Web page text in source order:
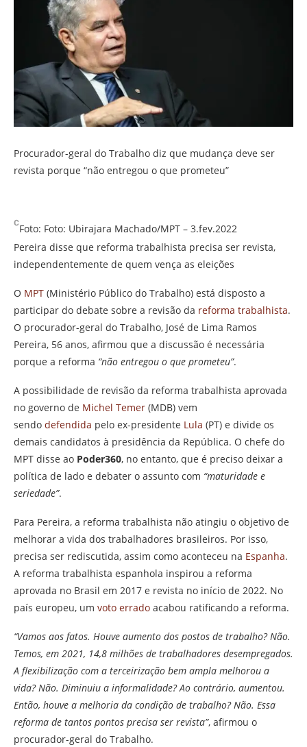
Procurador-geral do Trabalho diz que mudança deve ser
revista porque “não entregou o que prometeu”
Foto: Foto: Ubirajara Machado/MPT – 3.fev.2022
Pereira disse que reforma trabalhista precisa ser revista,
independentemente de quem vença as eleições
O MPT (Ministério Público do Trabalho) está disposto a
participar do debate sobre a revisão da reforma trabalhista.
O procurador-geral do Trabalho, José de Lima Ramos
Pereira, 56 anos, afirmou que a discussão é necessária
porque a reforma “não entregou o que prometeu”.
A possibilidade de revisão da reforma trabalhista aprovada
no governo de Michel Temer (MDB) vem
sendo defendida pelo ex-presidente Lula (PT) e divide os
demais candidatos à presidência da República. O chefe do
MPT disse ao Poder360, no entanto, que é preciso deixar a
política de lado e debater o assunto com “maturidade e
seriedade”.
Para Pereira, a reforma trabalhista não atingiu o objetivo de
melhorar a vida dos trabalhadores brasileiros. Por isso,
precisa ser rediscutida, assim como aconteceu na Espanha.
A reforma trabalhista espanhola inspirou a reforma
aprovada no Brasil em 2017 e revista no início de 2022. No
país europeu, um voto errado acabou ratificando a reforma.
“Vamos aos fatos. Houve aumento dos postos de trabalho? Não.
Temos, em 2021, 14,8 milhões de trabalhadores desempregados.
A flexibilização com a terceirização bem ampla melhorou a
vida? Não. Diminuiu a informalidade? Ao contrário, aumentou.
Então, houve a melhoria da condição de trabalho? Não. Essa
reforma de tantos pontos precisa ser revista”, afirmou o
procurador-geral do Trabalho.